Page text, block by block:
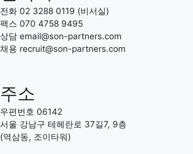
전화 02 3288 0119 (비서실)
팩스 070 4758 9495
상담 email@son-partners.com
채용 recruit@son-partners.com
주소
우편번호 06142
서울 강남구 테헤란로 37길7, 9층
(역삼동, 조이타워)